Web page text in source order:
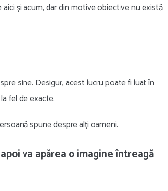
și acum, dar din motive obiective nu există
sine. Desigur, acest lucru poate fi luat în
fel de exacte.
spune despre alți oameni.
va apărea o imagine întreagă